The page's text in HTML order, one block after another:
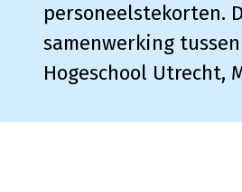
personeelstekorten.
samenwerking
Hogeschool Utrecht,